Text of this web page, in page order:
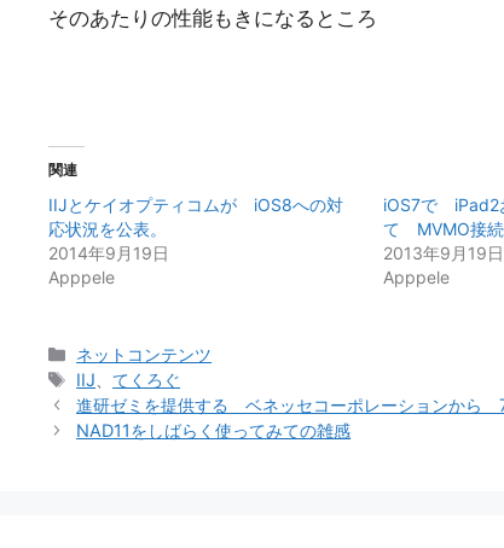
そのあたりの性能もきになるところ
関連
IIJとケイオプティコムが iOS8への対
応状況を公表。
2014年9月19日
Apppele
iOS7で iPad2
て MVMO接
2013年9月19日
Apppele
カ
テ
ゴ
リ
ネットコンテンツ
タ
グ
IIJ
てくろぐ
進研ゼミを提供する ベネッセコーポレーションから
NAD11をしばらく使ってみての雑感